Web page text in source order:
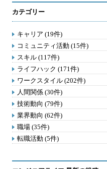
カテゴリー
キャリア (19件)
コミュニティ活動 (15件)
スキル (117件)
ライフハック (171件)
ワークスタイル (202件)
人間関係 (30件)
技術動向 (79件)
業界動向 (62件)
職場 (35件)
転職活動 (5件)